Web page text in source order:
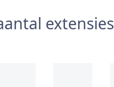
extensies